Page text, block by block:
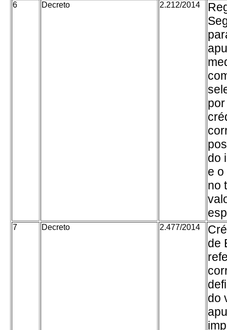
6 Decreto 2.212/2014
do
e
no
7 Decreto 2.477/2014
de
do